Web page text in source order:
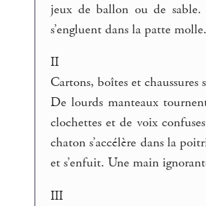
jeux de ballon ou de sable.
s’engluent dans la patte
II
Cartons, boîtes et
De lourds manteaux
clochettes et de voix
chaton s’accélère dans la
et s’enfuit. Une main
III